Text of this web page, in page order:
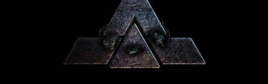
Powered By :